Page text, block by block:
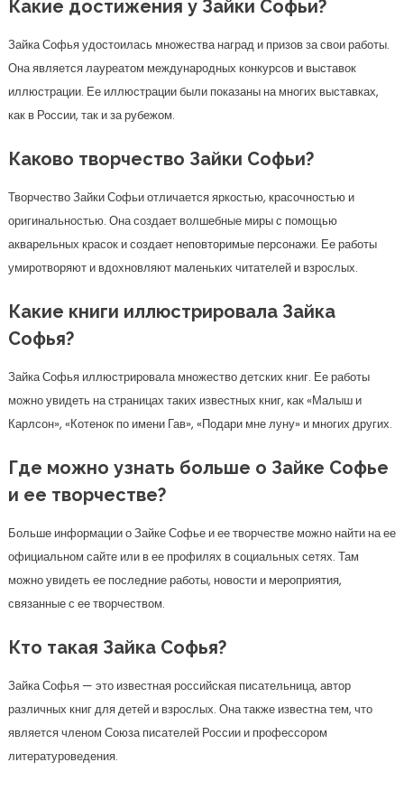
Какие достижения у Зайки Софьи?
Зайка Софья удостоилась множества наград и призов за свои работы.
Она является лауреатом международных конкурсов и выставок
иллюстрации. Ее иллюстрации были показаны на многих выставках,
как в России, так и за рубежом.
Каково творчество Зайки Софьи?
Творчество Зайки Софьи отличается яркостью, красочностью и
оригинальностью. Она создает волшебные миры с помощью
акварельных красок и создает неповторимые персонажи. Ее работы
умиротворяют и вдохновляют маленьких читателей и взрослых.
Какие книги иллюстрировала Зайка
Софья?
Зайка Софья иллюстрировала множество детских книг. Ее работы
можно увидеть на страницах таких известных книг, как «Малыш и
Карлсон», «Котенок по имени Гав», «Подари мне луну» и многих других.
Где можно узнать больше о Зайке Софье
и ее творчестве?
Больше информации о Зайке Софье и ее творчестве можно найти на ее
официальном сайте или в ее профилях в социальных сетях. Там
можно увидеть ее последние работы, новости и мероприятия,
связанные с ее творчеством.
Кто такая Зайка Софья?
Зайка Софья — это известная российская писательница, автор
различных книг для детей и взрослых. Она также известна тем, что
является членом Союза писателей России и профессором
литературоведения.